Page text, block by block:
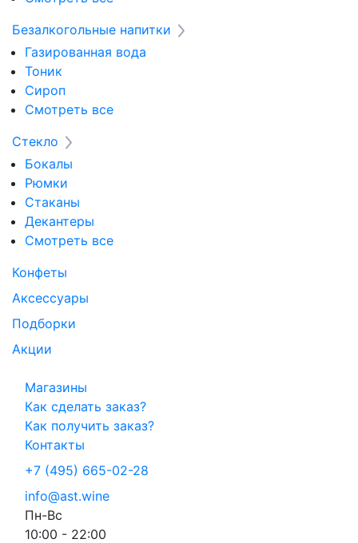
Безалкогольные напитки
Газированная вода
Тоник
Сироп
Смотреть все
Стекло
Бокалы
Рюмки
Стаканы
Декантеры
Смотреть все
Конфеты
Аксессуары
Подборки
Акции
Магазины
Как сделать заказ?
Как получить заказ?
Контакты
+7 (495) 665-02-28
info@ast.wine
Пн-Вс
10:00 - 22:00